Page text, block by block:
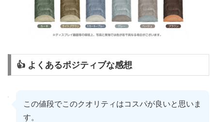
👍 よくあるポジティブな感想
この値段でこのクオリティはコスパが良いと思いま
す。